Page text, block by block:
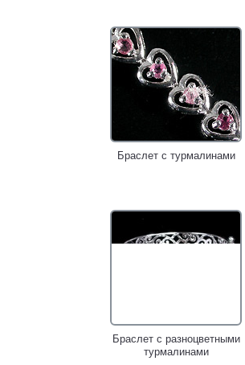
Браслет с турмалинами
Браслет с разноцветными
турмалинами